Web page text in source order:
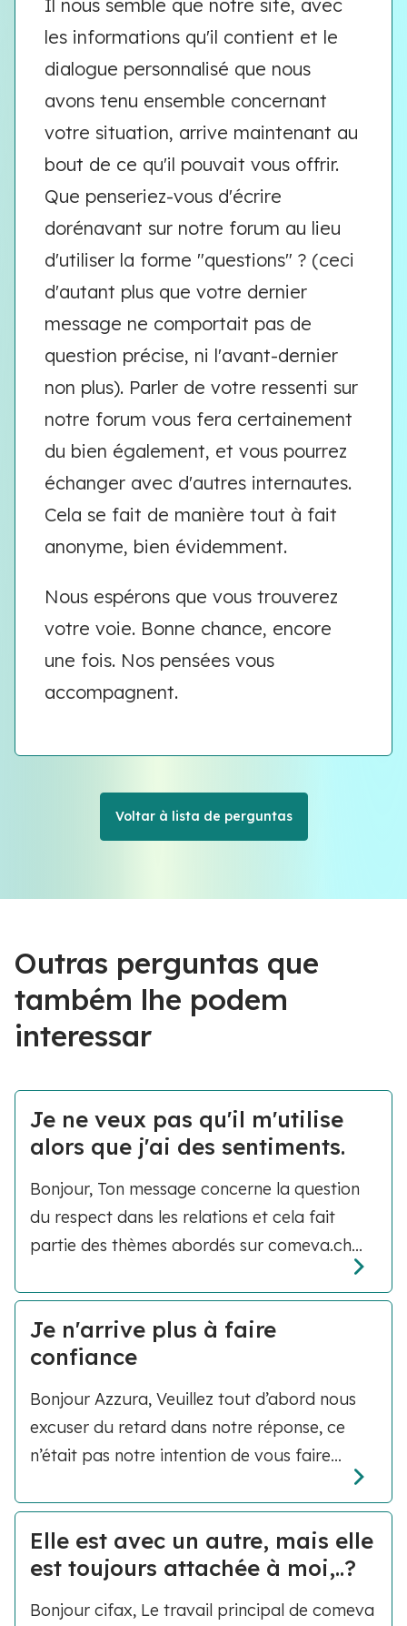
Il nous semble que notre site, avec
les informations qu'il contient et le
dialogue personnalisé que nous
avons tenu ensemble concernant
votre situation, arrive maintenant au
bout de ce qu'il pouvait vous offrir.
Que penseriez-vous d'écrire
dorénavant sur notre forum au lieu
d'utiliser la forme "questions" ? (ceci
d'autant plus que votre dernier
message ne comportait pas de
question précise, ni l'avant-dernier
non plus). Parler de votre ressenti sur
notre forum vous fera certainement
du bien également, et vous pourrez
échanger avec d'autres internautes.
Cela se fait de manière tout à fait
anonyme, bien évidemment.
Nous espérons que vous trouverez
votre voie. Bonne chance, encore
une fois. Nos pensées vous
accompagnent.
Voltar à lista de perguntas
Outras perguntas que
também lhe podem
interessar
Je ne veux pas qu'il m'utilise
alors que j'ai des sentiments.
Bonjour, Ton message concerne la question
du respect dans les relations et cela fait
partie des thèmes abordés sur comeva.ch...
Je n'arrive plus à faire
confiance
Bonjour Azzura, Veuillez tout d’abord nous
excuser du retard dans notre réponse, ce
n’était pas notre intention de vous faire...
Elle est avec un autre, mais elle
est toujours attachée à moi,..?
Bonjour cifax, Le travail principal de comeva